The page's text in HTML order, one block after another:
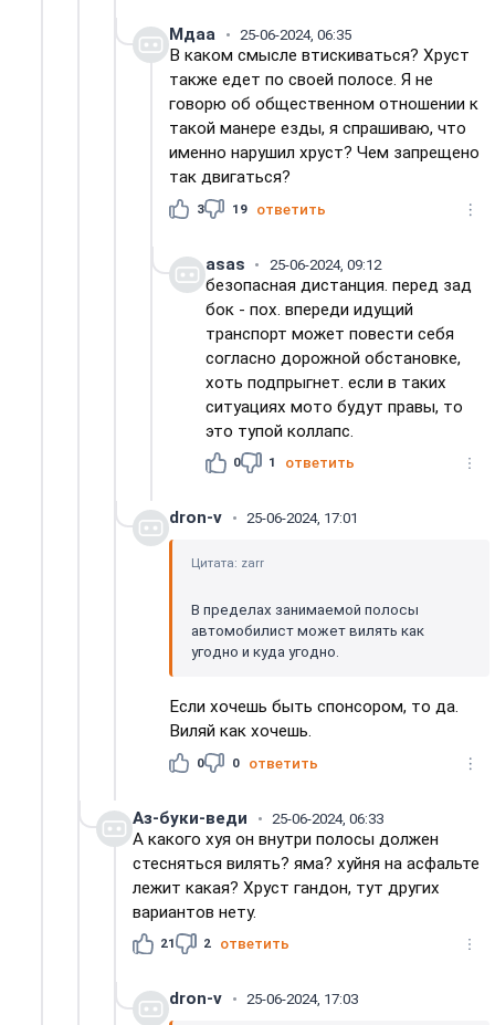
Мдаа 25-06-2024, 06:35
В каком смысле втискиваться? Хруст
также едет по своей полосе. Я не
говорю об общественном отношении к
такой манере езды, я спрашиваю, что
именно нарушил хруст? Чем запрещено
так двигаться?
3 19 ответить
asas 25-06-2024, 09:12
безопасная дистанция. перед зад
бок - пох. впереди идущий
транспорт может повести себя
согласно дорожной обстановке,
хоть подпрыгнет. если в таких
ситуациях мото будут правы, то
это тупой коллапс.
0 1 ответить
dron-v 25-06-2024, 17:01
Цитата: zarr
В пределах занимаемой полосы
автомобилист может вилять как
угодно и куда угодно.
Если хочешь быть спонсором, то да.
Виляй как хочешь.
0 0 ответить
Аз-буки-веди 25-06-2024, 06:33
А какого хуя он внутри полосы должен
стесняться вилять? яма? хуйня на асфальте
лежит какая? Хруст гандон, тут других
вариантов нету.
21 2 ответить
dron-v 25-06-2024, 17:03